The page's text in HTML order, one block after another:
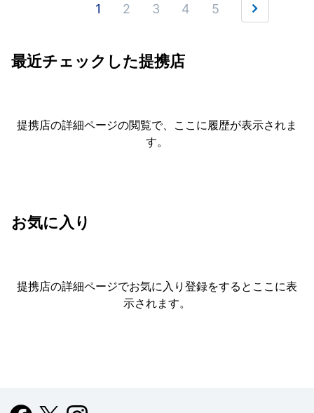
1 2 3 4 5
最近チェックした提携店
提携店の詳細ページの閲覧で、ここに履歴が表示されま
す。
お気に入り
提携店の詳細ページでお気に入り登録をすると ここに表
示されます。